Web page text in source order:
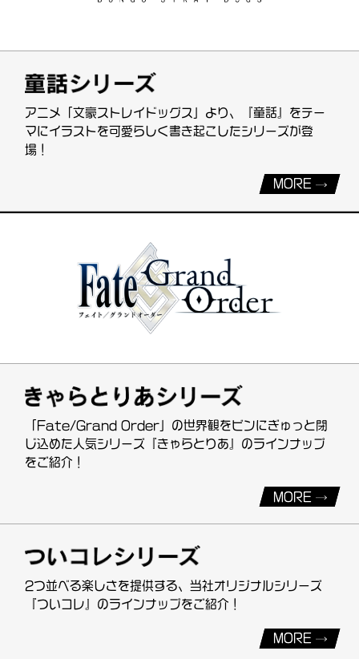
アニメ「文豪ストレイドッグス」より、『童話』をテー
マにイラストを可愛らしく書き起こしたシリーズが登
場！
MORE
「Fate/Grand Order」の世界観をビンにぎゅっと閉
じ込めた人気シリーズ『きゃらとりあ』のラインナップ
をご紹介！
MORE
2つ並べる楽しさを提供する、当社オリジナルシリーズ
『ついコレ』のラインナップをご紹介！
MORE